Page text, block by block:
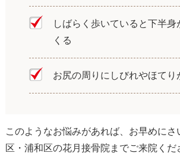
しばらく歩いていると下半身
くる
お尻の周りにしびれやほてり
このようなお悩みがあれば、お早めに
区・浦和区の花月接骨院までご来院くだ